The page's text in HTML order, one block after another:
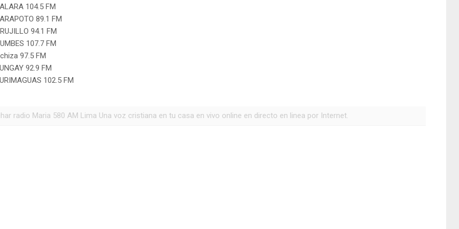
104.5 FM
89.1 FM
94.1 FM
107.7 FM
97.5 FM
92.9 FM
102.5 FM
radio Maria 580 AM Lima Una voz cristiana en tu casa en vivo online en directo en linea por Internet.